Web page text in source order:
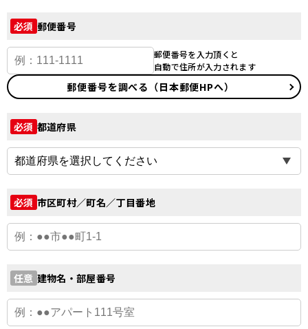
必須 郵便番号
郵便番号を入力頂くと
自動で住所が入力されます
郵便番号を調べる（日本郵便HPへ）
必須 都道府県
必須 市区町村／町名／丁目番地
任意 建物名・部屋番号